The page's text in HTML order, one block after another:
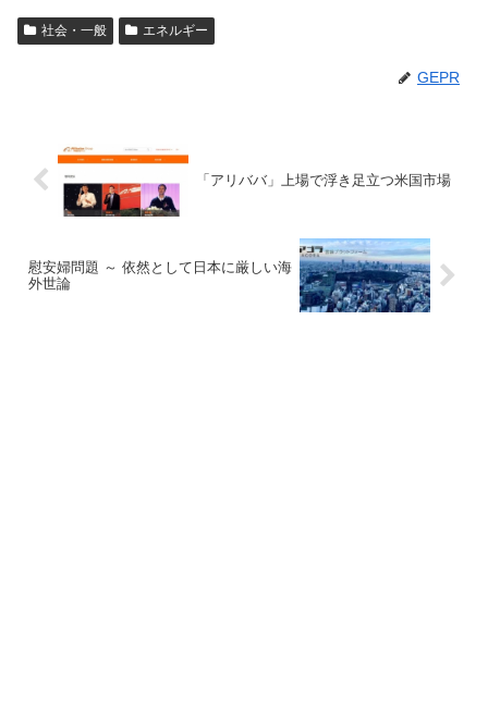
社会・一般 エネルギー
GEPR
「アリババ」上場で浮き足立つ米国市場
慰安婦問題 ～ 依然として日本に厳しい海
外世論